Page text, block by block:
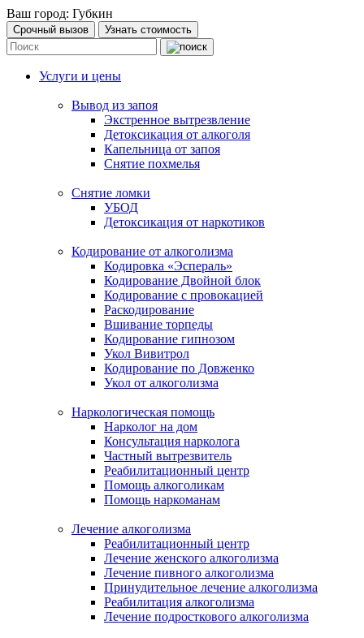
Ваш город: Губкин
Срочный вызов Узнать стоимость
Услуги и цены
Вывод из запоя
Экстренное вытрезвление
Детоксикация от алкоголя
Капельница от запоя
Снятие похмелья
Снятие ломки
УБОД
Детоксикация от наркотиков
Кодирование от алкоголизма
Кодировка «Эспераль»
Кодирование Двойной блок
Кодирование с провокацией
Раскодирование
Вшивание торпеды
Кодирование гипнозом
Укол Вивитрол
Кодирование по Довженко
Укол от алкоголизма
Наркологическая помощь
Нарколог на дом
Консультация нарколога
Частный вытрезвитель
Реабилитационный центр
Помощь алкоголикам
Помощь наркоманам
Лечение алкоголизма
Реабилитационный центр
Лечение женского алкоголизма
Лечение пивного алкоголизма
Принудительное лечение алкоголизма
Реабилитация алкоголизма
Лечение подросткового алкоголизма